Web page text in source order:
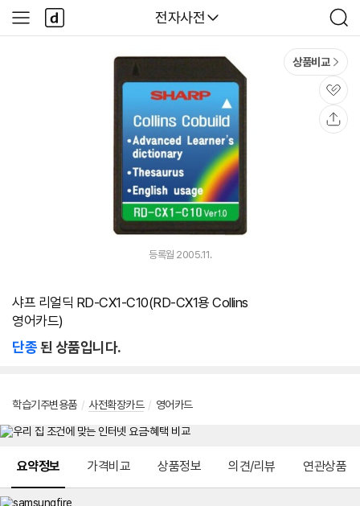
다나와
전자사전
검
색
사
이
다
나
와
상품비교
관
심
등록월 2005.11.
샤프 리얼딕 RD-CX1-C10(RD-CX1용 Collins
영어카드)
단종된 상품입니다.
학습기주변용품 / 사전확장카드 / 영어카드
요약정보 가격비교 상품정보 의견/리뷰 연관상품